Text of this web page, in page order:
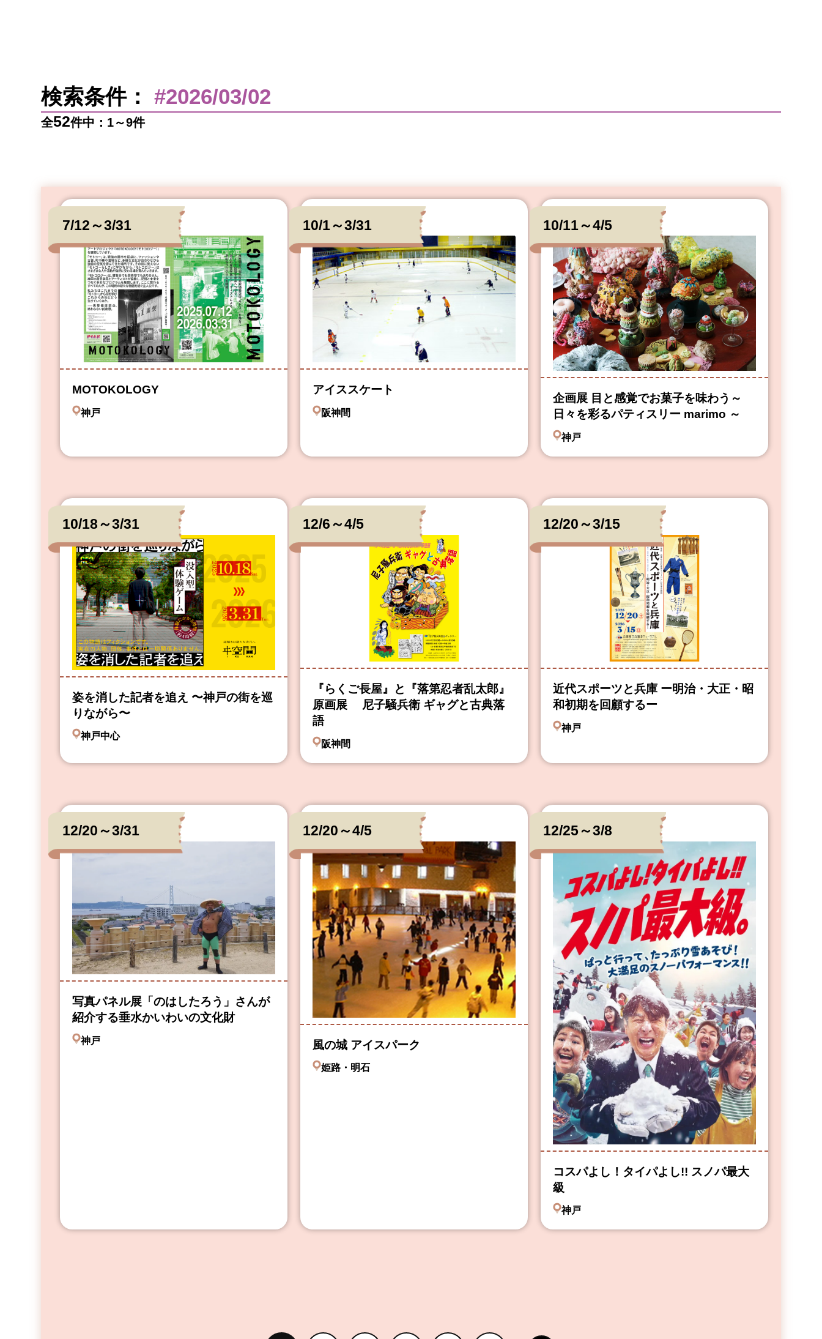
検索条件：#2026/03/02
全52件中：1～9件
7/12～3/31
MOTOKOLOGY
神戸
10/1～3/31
アイススケート
阪神間
10/11～4/5
企画展 目と感覚でお菓子を味わう～
日々を彩るパティスリー marimo ～
神戸
10/18～3/31
姿を消した記者を追え 〜神戸の街を巡
りながら〜
神戸中心
12/6～4/5
『らくご長屋』と『落第忍者乱太郎』
原画展 尼子騒兵衛 ギャグと古典落
語
阪神間
12/20～3/15
近代スポーツと兵庫 ー明治・大正・昭
和初期を回顧するー
神戸
12/20～3/31
写真パネル展「のはしたろう」さんが
紹介する垂水かいわいの文化財
神戸
12/20～4/5
風の城 アイスパーク
姫路・明石
12/25～3/8
コスパよし！タイパよし!! スノパ最大
級
神戸